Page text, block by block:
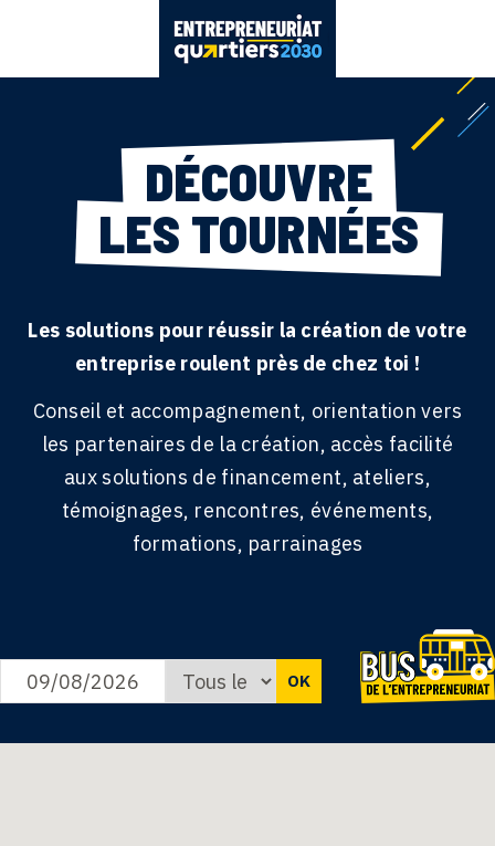
DÉCOUVRE
LES TOURNÉES
Les solutions pour réussir la création de votre
entreprise roulent près de chez toi !
Conseil et accompagnement, orientation vers
les partenaires de la création, accès facilité
aux solutions de financement, ateliers,
témoignages, rencontres, événements,
formations, parrainages